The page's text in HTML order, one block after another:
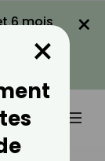
6 mois
×
×